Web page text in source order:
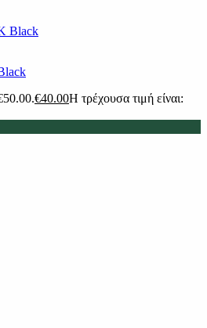
€40.00Η τρέχουσα τιμή είναι: